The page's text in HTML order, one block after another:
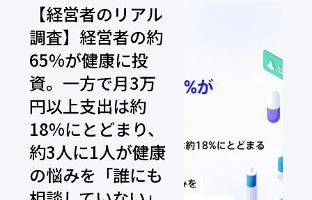
【経営者のリアル
調査】経営者の約
65%が健康に投
資。一方で月3万
円以上支出は約
18%にとどまり、
約3人に1人が健康
の悩みを「誰にも